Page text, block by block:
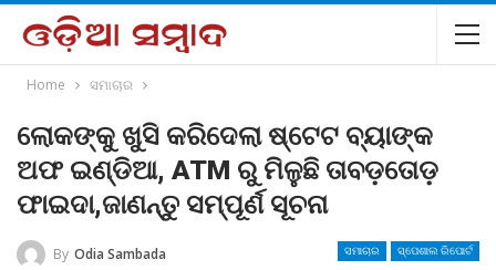
Home ସମାଚାର
ଲୋକଙ୍କୁ ଖୁସି କରିଦେଲା ଷ୍ଟେଟ ବ୍ୟାଙ୍କ
ଅଫ ଇଣ୍ଡିଆ, ATM ରୁ ମିଳୁଛି ତାବଡ଼ତୋଡ଼
ଫାଇଦା,ଜାଣନ୍ତୁ ସମ୍ପୂର୍ଣ ସୂଚନା
ସମାଚାର ସ୍ପେଶାଲ ରିପୋର୍ଟ
By Odia Sambada